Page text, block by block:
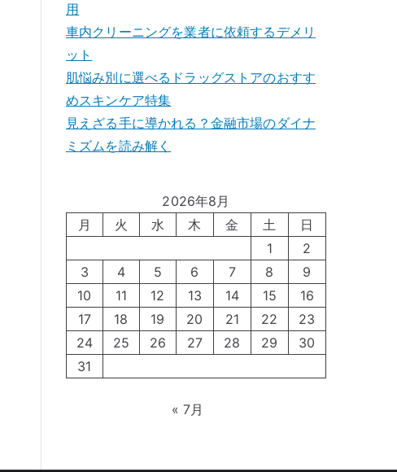
用
車内クリーニングを業者に依頼するデメリ
ット
肌悩み別に選べるドラッグストアのおすす
めスキンケア特集
見えざる手に導かれる？金融市場のダイナ
ミズムを読み解く
2026年8月
月
火 水 木 金 土
日
1
2
3
4 5 6 7 8
9
10
11 12 13 14 15
16
17
18 19 20 21 22
23
24
25 26 27 28 29
30
31
« 7月